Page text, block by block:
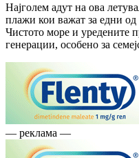
Најголем адут на ова
плажи кои важат за едни од
Чистото море и уредените
генерации, особено за
— реклама —